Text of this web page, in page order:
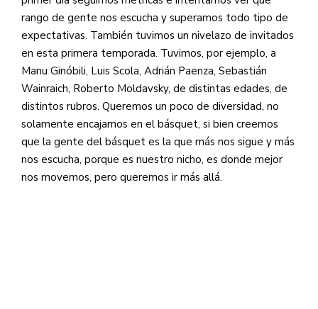
rango de gente nos escucha y superamos todo tipo de
expectativas. También tuvimos un nivelazo de invitados
en esta primera temporada. Tuvimos, por ejemplo, a
Manu Ginóbili, Luis Scola, Adrián Paenza, Sebastián
Wainraich, Roberto Moldavsky, de distintas edades, de
distintos rubros. Queremos un poco de diversidad, no
solamente encajarnos en el básquet, si bien creemos
que la gente del básquet es la que más nos sigue y más
nos escucha, porque es nuestro nicho, es donde mejor
nos movemos, pero queremos ir más allá.